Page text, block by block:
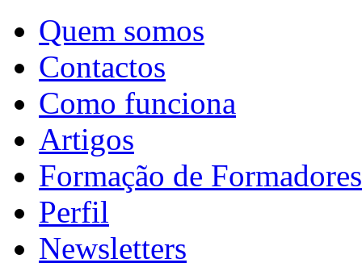
Quem somos
Contactos
Como funciona
Artigos
Formação de Formadores
Perfil
Newsletters